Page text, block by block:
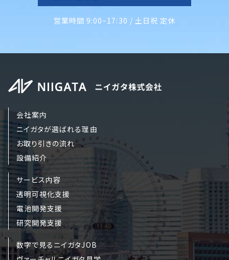
営業時間 9:00~17:30 / 土日祝 定休
会社案内
ニイガタが選ばれる理由
お取り引きの流れ
設備紹介
サービス内容
透明可視化支援
電池開発支援
研究開発支援
数字で見るニイガタJOB